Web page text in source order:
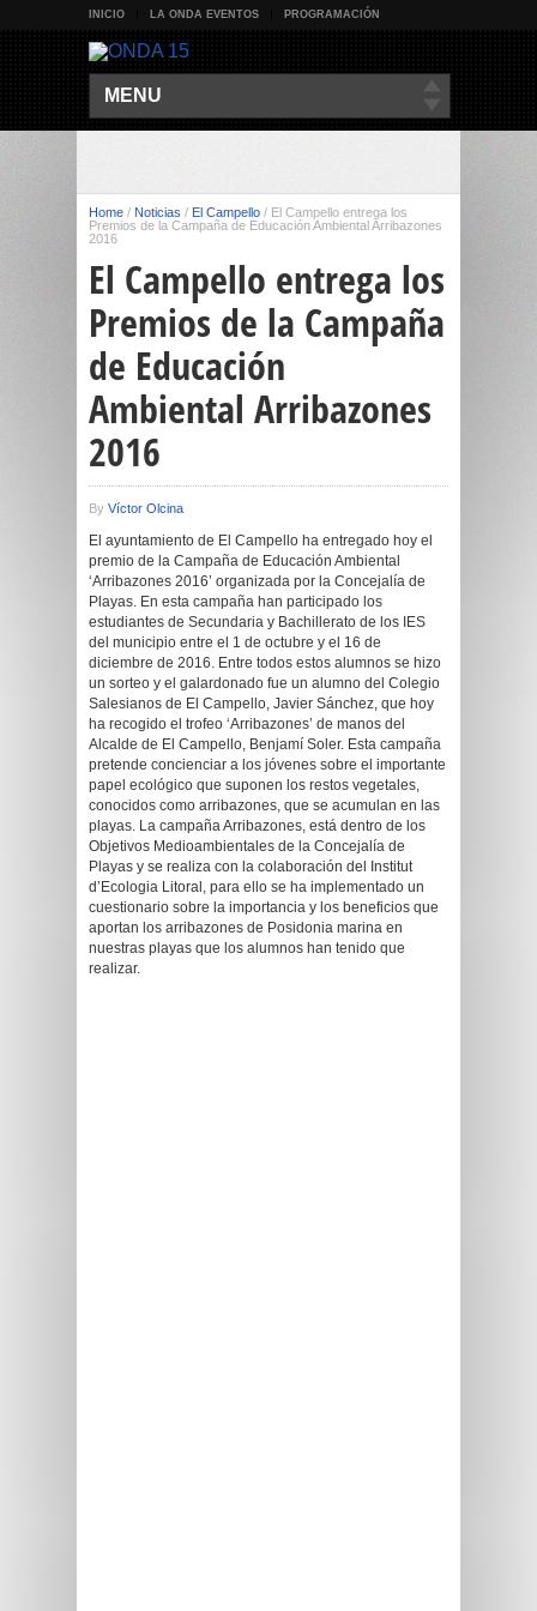
INICIO LA ONDA EVENTOS PROGRAMACIÓN
MENU
Home / Noticias / El Campello / El Campello entrega los
Premios de la Campaña de Educación Ambiental Arribazones
2016
El Campello entrega los
Premios de la Campaña
de Educación
Ambiental Arribazones
2016
By Víctor Olcina
El ayuntamiento de El Campello ha entregado hoy el
premio de la Campaña de Educación Ambiental
‘Arribazones 2016’ organizada por la Concejalía de
Playas. En esta campaña han participado los
estudiantes de Secundaria y Bachillerato de los IES
del municipio entre el 1 de octubre y el 16 de
diciembre de 2016. Entre todos estos alumnos se hizo
un sorteo y el galardonado fue un alumno del Colegio
Salesianos de El Campello, Javier Sánchez, que hoy
ha recogido el trofeo ‘Arribazones’ de manos del
Alcalde de El Campello, Benjamí Soler. Esta campaña
pretende concienciar a los jóvenes sobre el importante
papel ecológico que suponen los restos vegetales,
conocidos como arribazones, que se acumulan en las
playas. La campaña Arribazones, está dentro de los
Objetivos Medioambientales de la Concejalía de
Playas y se realiza con la colaboración del Institut
d’Ecologia Litoral, para ello se ha implementado un
cuestionario sobre la importancia y los beneficios que
aportan los arribazones de Posidonia marina en
nuestras playas que los alumnos han tenido que
realizar.